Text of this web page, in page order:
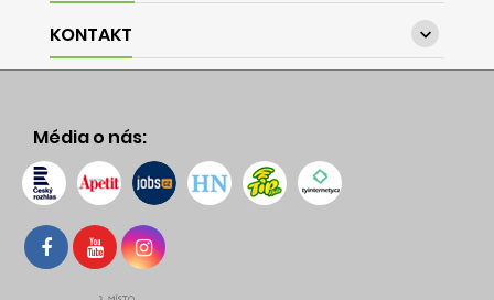
KONTAKT 
Média o nás: